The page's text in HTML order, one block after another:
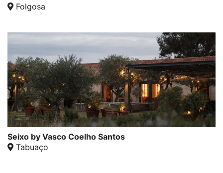
Folgosa
Seixo by Vasco Coelho Santos
Tabuaço